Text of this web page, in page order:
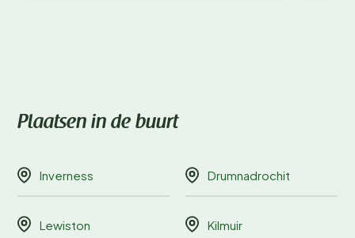
Plaatsen in de buurt
Inverness Drumnadrochit
Lewiston Kilmuir